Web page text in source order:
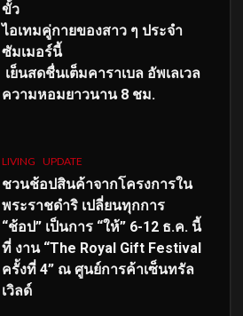
ขั้ว
ไอเทมคู่กายของสาว ๆ ประจำ
ซัมเมอร์นี้
เย็นสดชื่นเต็มคาราเบล อัพเลเวล
ความหอมยาวนาน 8 ชม.
LIVING UPDATE
ชวนช้อปสินค้าจากโครงการใน
พระราชดำริ เปลี่ยนทุกการ
“ช้อป” เป็นการ “ให้” 6-12 ธ.ค. นี้
ที่ งาน “The Royal Gift Festival
ครั้งที่ 4” ณ ศูนย์การค้าเซ็นทรัล
เวิลด์